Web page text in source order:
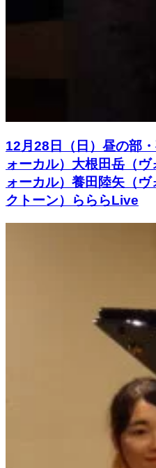
12月28日（日）昼の部
ォーカル）大根田岳（
ォーカル）養田陸矢（
クトーン）らららLive